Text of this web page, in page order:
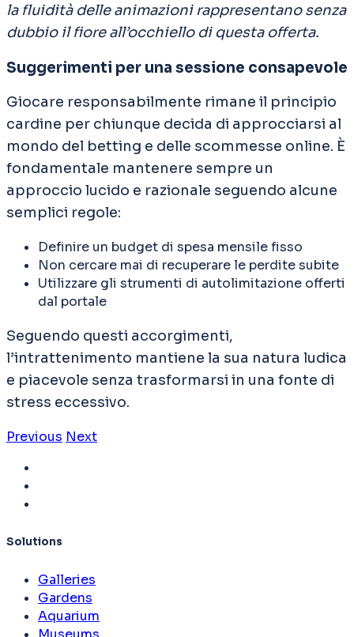
la fluidità delle animazioni rappresentano senza
dubbio il fiore all’occhiello di questa offerta.
Suggerimenti per una sessione consapevole
Giocare responsabilmente rimane il principio
cardine per chiunque decida di approcciarsi al
mondo del betting e delle scommesse online. È
fondamentale mantenere sempre un
approccio lucido e razionale seguendo alcune
semplici regole:
Definire un budget di spesa mensile fisso
Non cercare mai di recuperare le perdite subite
Utilizzare gli strumenti di autolimitazione offerti
dal portale
Seguendo questi accorgimenti,
l’intrattenimento mantiene la sua natura ludica
e piacevole senza trasformarsi in una fonte di
stress eccessivo.
Previous Next
Solutions
Galleries
Gardens
Aquarium